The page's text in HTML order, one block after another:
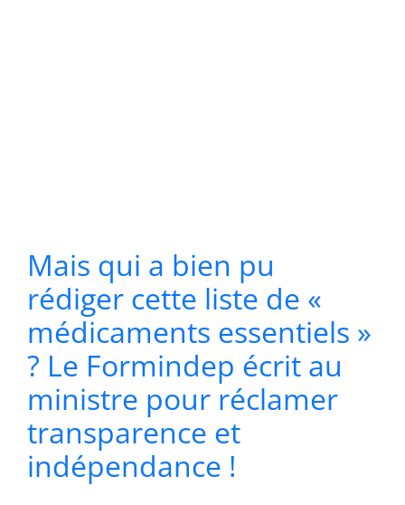
Mais qui a bien pu
rédiger cette liste de «
médicaments essentiels »
? Le Formindep écrit au
ministre pour réclamer
transparence et
indépendance !